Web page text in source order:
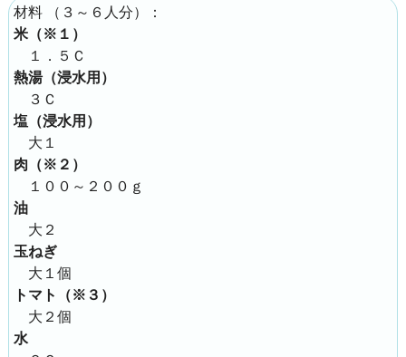
材料 （ ３～６人分）：
米（※１）
１．５Ｃ
熱湯（浸水用）
３Ｃ
塩（浸水用）
大１
肉（※２）
１００～２００ｇ
油
大２
玉ねぎ
大１個
トマト（※３）
大２個
水